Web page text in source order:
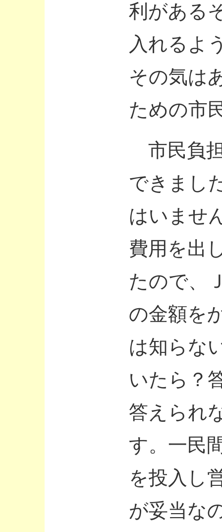
利がある
入れるよ
その気は
ための市
市民負
できまし
はいませ
費用を出
たので、
の金額を
は知らな
いたら？
答えられ
す。一民
を投入し
が妥当な